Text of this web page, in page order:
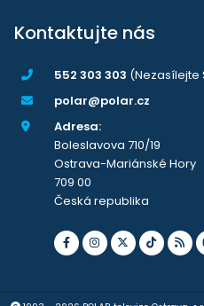
Kontaktujte nás
552 303 303 (Nezasílejte
polar@polar.cz
Adresa:
Boleslavova 710/19
Ostrava-Mariánské Hory
709 00
Česká republika